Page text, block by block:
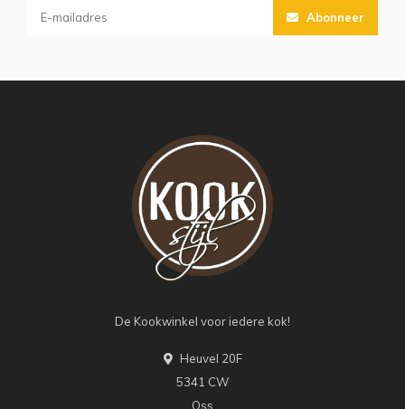
Abonneer
De Kookwinkel voor iedere kok!
Heuvel 20F
5341 CW
Oss